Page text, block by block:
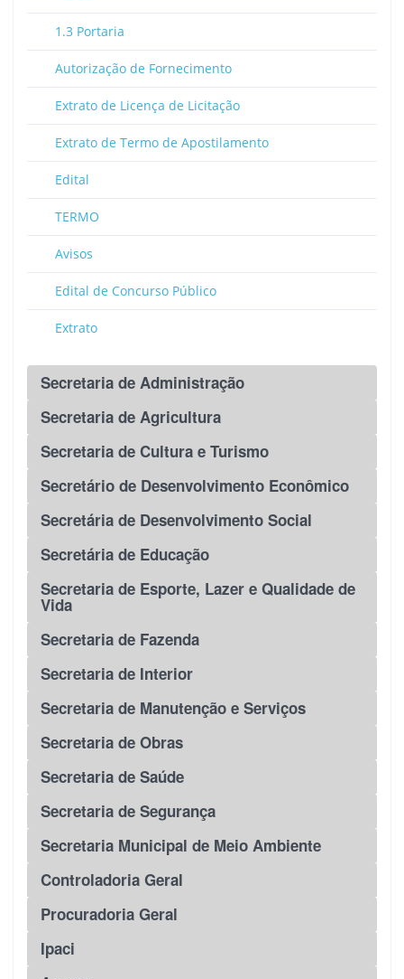
1.3 Portaria
Autorização de Fornecimento
Extrato de Licença de Licitação
Extrato de Termo de Apostilamento
Edital
TERMO
Avisos
Edital de Concurso Público
Extrato
Secretaria de Administração
Secretaria de Agricultura
Secretaria de Cultura e Turismo
Secretário de Desenvolvimento Econômico
Secretária de Desenvolvimento Social
Secretária de Educação
Secretaria de Esporte, Lazer e Qualidade de
Vida
Secretaria de Fazenda
Secretaria de Interior
Secretaria de Manutenção e Serviços
Secretaria de Obras
Secretaria de Saúde
Secretaria de Segurança
Secretaria Municipal de Meio Ambiente
Controladoria Geral
Procuradoria Geral
Ipaci